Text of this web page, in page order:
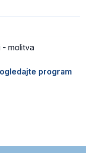
- molitva
program